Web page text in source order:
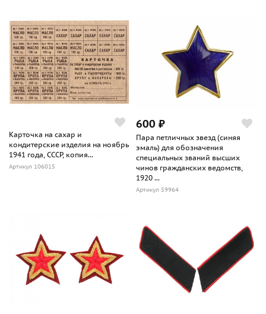
Карточка на сахар и
кондитерские изделия на ноябрь
1941 года, СССР, копия...
Артикул 106015
600 ₽
Пара петличных звезд (синяя
эмаль) для обозначения
специальных званий высших
чинов гражданских ведомств,
1920 ...
Артикул 59964